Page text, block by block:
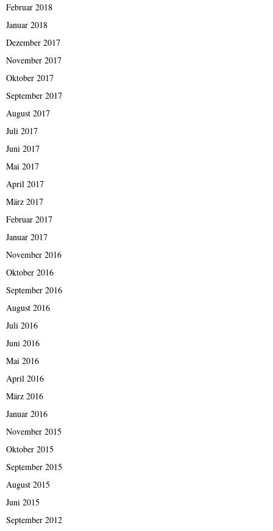
Februar 2018
Januar 2018
Dezember 2017
November 2017
Oktober 2017
September 2017
August 2017
Juli 2017
Juni 2017
Mai 2017
April 2017
März 2017
Februar 2017
Januar 2017
November 2016
Oktober 2016
September 2016
August 2016
Juli 2016
Juni 2016
Mai 2016
April 2016
März 2016
Januar 2016
November 2015
Oktober 2015
September 2015
August 2015
Juni 2015
September 2012